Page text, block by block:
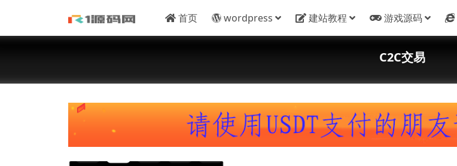
首页 wordpress 建站教程 游戏源码
C2C交易